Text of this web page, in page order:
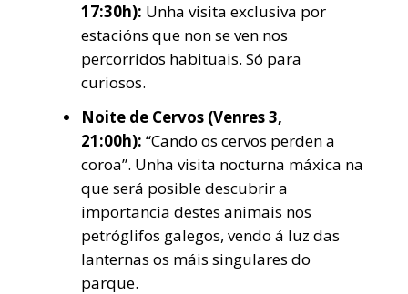
17:30h): Unha visita exclusiva por
estacións que non se ven nos
percorridos habituais. Só para
curiosos.
Noite de Cervos (Venres 3,
21:00h): “Cando os cervos perden a
coroa”. Unha visita nocturna máxica na
que será posible descubrir a
importancia destes animais nos
petróglifos galegos, vendo á luz das
lanternas os máis singulares do
parque.